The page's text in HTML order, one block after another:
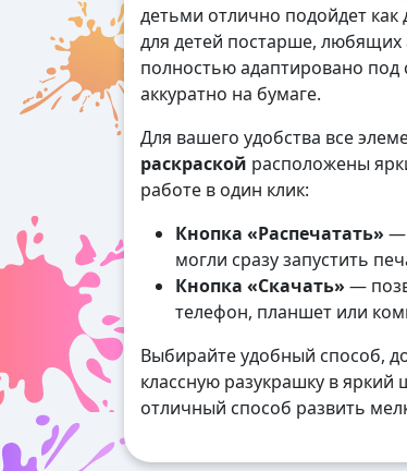
детьми отлично подойдет
для детей постарше,
полностью адаптировано под
аккуратно на бумаге.
Для вашего удобства все
раскраской расположены
работе в один клик:
Кнопка «Распечатать» —
могли сразу запустить
Кнопка «Скачать» —
телефон, планшет или
Выбирайте удобный способ,
классную разукрашку в яркий
отличный способ развить